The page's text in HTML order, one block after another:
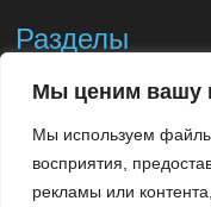
Мы ценим вашу
Мы используем
восприятия,
рекламы или
Разделы
Контакты